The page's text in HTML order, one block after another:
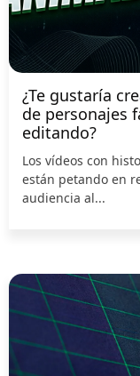
¿Te gustaría
de personajes
editando?
Los vídeos con
están petando en
audiencia al...